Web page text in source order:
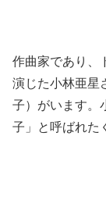
作曲家であり、
演じた小林亜星
子）がいます。
子」と呼ばれた